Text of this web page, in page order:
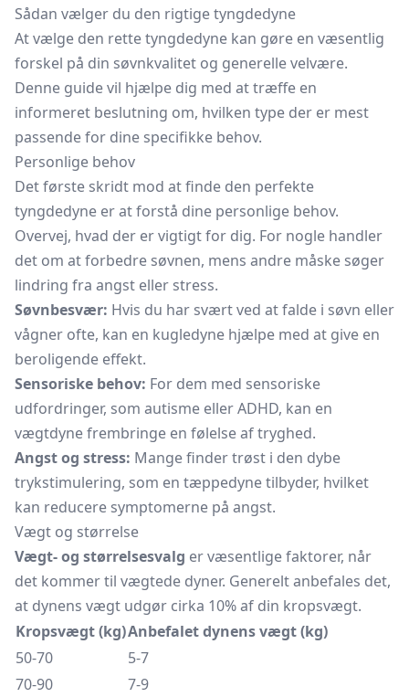
Sådan vælger du den rigtige tyngdedyne
At vælge den rette tyngdedyne kan gøre en væsentlig
forskel på din søvnkvalitet og generelle velvære.
Denne guide vil hjælpe dig med at træffe en
informeret beslutning om, hvilken type der er mest
passende for dine specifikke behov.
Personlige behov
Det første skridt mod at finde den perfekte
tyngdedyne er at forstå dine personlige behov.
Overvej, hvad der er vigtigt for dig. For nogle handler
det om at forbedre søvnen, mens andre måske søger
lindring fra angst eller stress.
Søvnbesvær: Hvis du har svært ved at falde i søvn eller
vågner ofte, kan en kugledyne hjælpe med at give en
beroligende effekt.
Sensoriske behov: For dem med sensoriske
udfordringer, som autisme eller ADHD, kan en
vægtdyne frembringe en følelse af tryghed.
Angst og stress: Mange finder trøst i den dybe
trykstimulering, som en tæppedyne tilbyder, hvilket
kan reducere symptomerne på angst.
Vægt og størrelse
Vægt- og størrelsesvalg er væsentlige faktorer, når
det kommer til vægtede dyner. Generelt anbefales det,
at dynens vægt udgør cirka 10% af din kropsvægt.
Kropsvægt (kg)Anbefalet dynens vægt (kg)
50-70
5-7
70-90
7-9